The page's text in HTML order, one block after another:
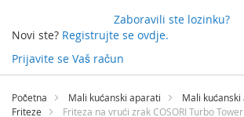
Zaboravili ste lozinku?
Novi ste? Registrujte se ovdje.
Prijavite se Vaš račun
Preskočite
sadržaj
Početna Mali kućanski aparati
Mali kućanski
Friteze
Friteza na vrući zrak COSORI Turbo